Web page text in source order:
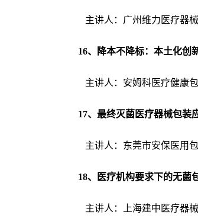
主讲人 ： 广州维力医疗器
16、降本不降标：本土化创
主讲人：安姆科医疗健康
17、最终灭菌医疗器械包装
主讲人：东莞市安保医用
18、医疗机构要求下的无菌
主讲人 ： 上海建中医疗器